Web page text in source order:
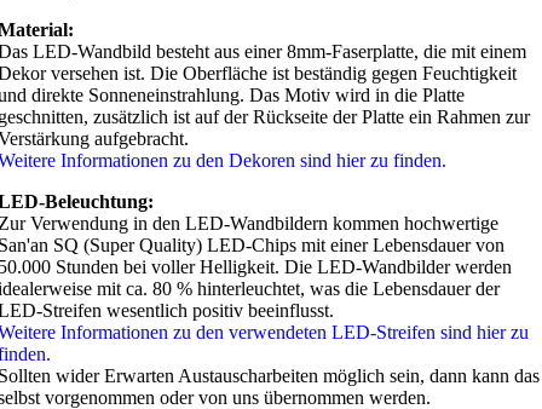
LED-Wandbild besteht aus einer 8mm-Faserplatte, die mit einem
versehen ist. Die Oberfläche ist beständig gegen Feuchtigkeit
direkte Sonneneinstrahlung. Das Motiv wird in die Platte
zusätzlich ist auf der Rückseite der Platte ein Rahmen zur
aufgebracht.
Informationen zu den Dekoren sind hier zu finden.
Beleuchtung:
Verwendung in den LED-Wandbildern kommen hochwertige
SQ (Super Quality) LED-Chips mit einer Lebensdauer von
Stunden bei voller Helligkeit. Die LED-Wandbilder werden
mit ca. 80 % hinterleuchtet, was die Lebensdauer der
Streifen wesentlich positiv beeinflusst.
Informationen zu den verwendeten LED-Streifen sind hier zu
wider Erwarten Austauscharbeiten möglich sein, dann kann das
vorgenommen oder von uns übernommen werden.